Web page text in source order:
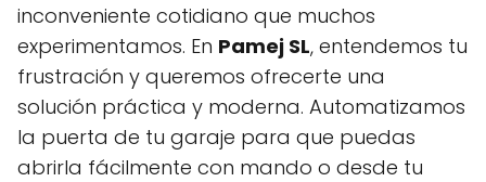
inconveniente cotidiano que muchos
experimentamos. En Pamej SL, entendemos tu
frustración y queremos ofrecerte una
solución práctica y moderna. Automatizamos
la puerta de tu garaje para que puedas
abrirla fácilmente con mando o desde tu